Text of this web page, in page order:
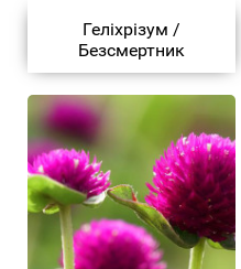
Геліхрізум /
Безсмертник